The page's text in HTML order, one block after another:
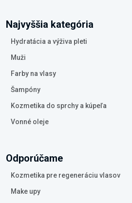
Najvyššia kategória
Hydratácia a výživa pleti
Muži
Farby na vlasy
Šampóny
Kozmetika do sprchy a kúpeľa
Vonné oleje
Odporúčame
Kozmetika pre regeneráciu vlasov
Make upy